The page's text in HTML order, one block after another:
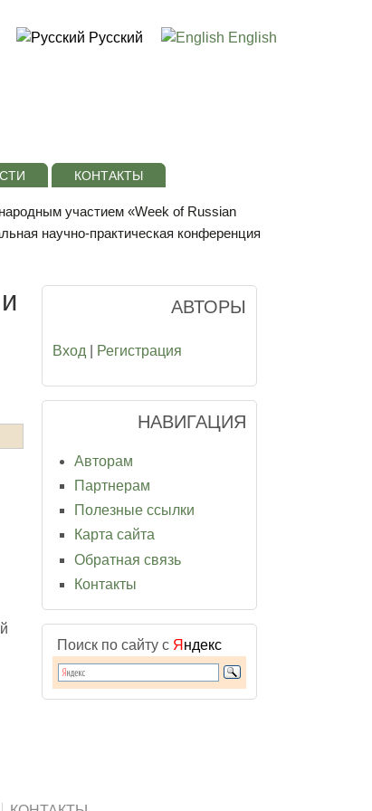
Русский English
КОНТАКТЫ
участием «Week of Russian
научно-практическая конференция
АВТОРЫ
Вход Регистрация
НАВИГАЦИЯ
Авторам
Партнерам
Полезные ссылки
Карта сайта
Обратная связь
Контакты
Поиск по сайту с Я ндекс